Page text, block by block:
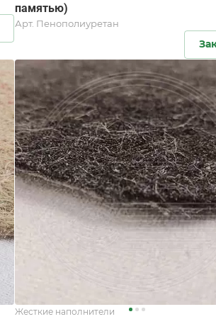
памятью)
Арт. Пенополиуретан
Жесткие наполнители